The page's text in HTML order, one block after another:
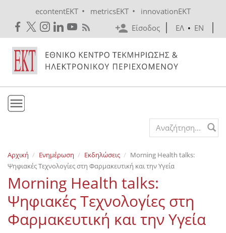
econtentEKT • metricsEKT •
innovationEKT
Είσοδος
ΕΛ • EN
Εκδόσεις
Επικοινωνία
Search form
Αρχική Ενημέρωση Εκδηλώσεις
Morning Health talks:
Ψηφιακές Τεχνολογίες στη Φαρμακευτική και την Υγεία
Morning Health talks:
Ψηφιακές Τεχνολογίες στη
Φαρμακευτική και την Υγεία